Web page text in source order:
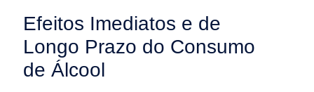
Efeitos Imediatos e de
Longo Prazo do Consumo
de Álcool